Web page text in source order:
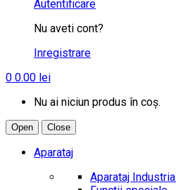
Autentificare
Nu aveti cont?
Inregistrare
0 0.00 lei
Nu ai niciun produs în coș.
Open Close
Aparataj
Aparataj Industrial